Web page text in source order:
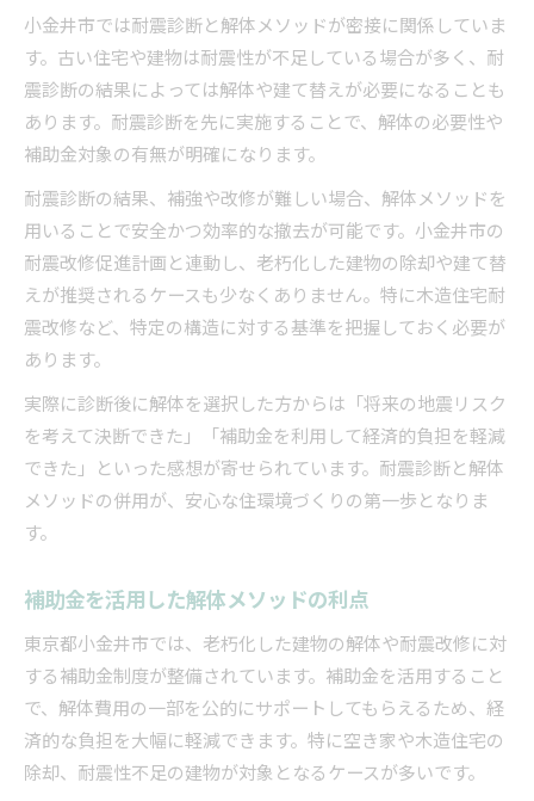
小金井市では耐震診断と解体メソッドが密接に関係していま
す。古い住宅や建物は耐震性が不足している場合が多く、耐
震診断の結果によっては解体や建て替えが必要になることも
あります。耐震診断を先に実施することで、解体の必要性や
補助金対象の有無が明確になります。
耐震診断の結果、補強や改修が難しい場合、解体メソッドを
用いることで安全かつ効率的な撤去が可能です。小金井市の
耐震改修促進計画と連動し、老朽化した建物の除却や建て替
えが推奨されるケースも少なくありません。特に木造住宅耐
震改修など、特定の構造に対する基準を把握しておく必要が
あります。
実際に診断後に解体を選択した方からは「将来の地震リスク
を考えて決断できた」「補助金を利用して経済的負担を軽減
できた」といった感想が寄せられています。耐震診断と解体
メソッドの併用が、安心な住環境づくりの第一歩となりま
す。
補助金を活用した解体メソッドの利点
東京都小金井市では、老朽化した建物の解体や耐震改修に対
する補助金制度が整備されています。補助金を活用すること
で、解体費用の一部を公的にサポートしてもらえるため、経
済的な負担を大幅に軽減できます。特に空き家や木造住宅の
除却、耐震性不足の建物が対象となるケースが多いです。